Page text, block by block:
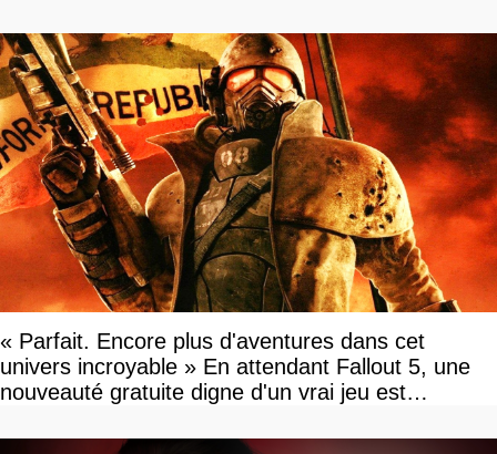
« Parfait. Encore plus d'aventures dans cet
univers incroyable » En attendant Fallout 5, une
nouveauté gratuite digne d'un vrai jeu est